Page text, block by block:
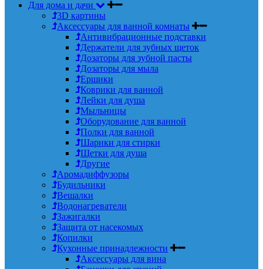
Для дома и дачи
3D картины
Аксессуары для ванной комнаты
Антивибрационные подставки
Держатели для зубных щеток
Дозаторы для зубной пасты
Дозаторы для мыла
Ершики
Коврики для ванной
Лейки для душа
Мыльницы
Оборудование для ванной
Полки для ванной
Шарики для стирки
Щетки для душа
Другие
Аромадиффузоры
Будильники
Вешалки
Водонагреватели
Зажигалки
Защита от насекомых
Копилки
Кухонные принадлежности
Аксессуары для вина